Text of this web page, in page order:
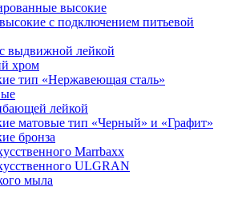
высокие
с подключением питьевой
выдвижной лейкой
хром
тип «Нержавеющая сталь»
лейкой
матовые тип «Черный» и «Графит»
бронза
Marrbaxx
ULGRAN
мыла